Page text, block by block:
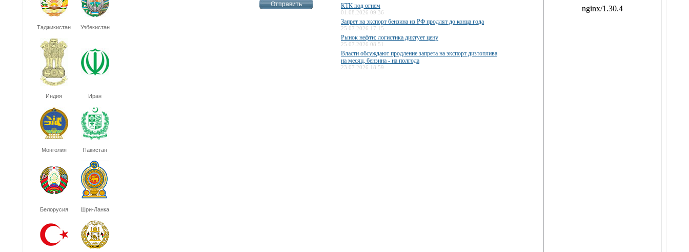
Таджикистан Узбекистан
Индия Иран
Монголия Пакистан
Белорусия Шри-Ланка
КТК под огнем
01.08.2026 09:36
Запрет на экспорт бензина из РФ продлят до конца года
25.07.2026 17:15
Рынок нефти: логистика диктует цену
25.07.2026 08:51
Власти обсуждают продление запрета на экспорт дизтоплива
на месяц, бензина - на полгода
23.07.2026 18:59